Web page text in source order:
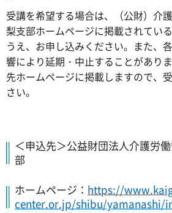
受講を希望する場合は、（公財）介
梨支部ホームページに掲載されてい
うえ、お申し込みください。また、
響により延期・中止することがあり
先ホームページに掲載しますので、
さい。
＜申込先＞公益財団法人介護労
部
ホームページ： https://
center.or.jp/shibu/yamanashi/